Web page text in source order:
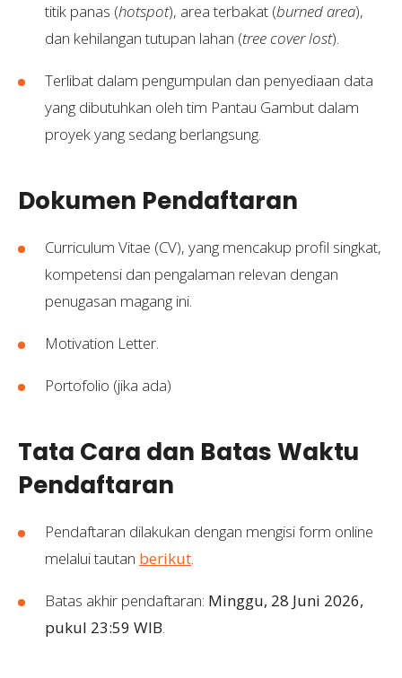
titik panas (hotspot), area terbakat (burned area),
dan kehilangan tutupan lahan (tree cover lost).
Terlibat dalam pengumpulan dan penyediaan data
yang dibutuhkan oleh tim Pantau Gambut dalam
proyek yang sedang berlangsung.
Dokumen Pendaftaran
Curriculum Vitae (CV), yang mencakup profil singkat,
kompetensi dan pengalaman relevan dengan
penugasan magang ini.
Motivation Letter.
Portofolio (jika ada)
Tata Cara dan Batas Waktu
Pendaftaran
Pendaftaran dilakukan dengan mengisi form online
melalui tautan berikut.
Batas akhir pendaftaran: Minggu, 28 Juni 2026,
pukul 23:59 WIB.